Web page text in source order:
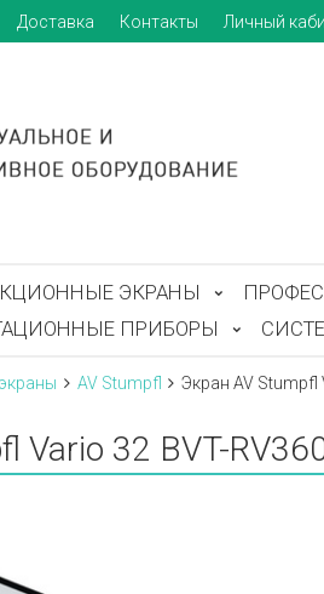
Доставка Контакты Личный
ЭКРАНЫ
ПРИБОРЫ
AV Stumpfl Экран AV Stumpfl
Vario 32 BVT-